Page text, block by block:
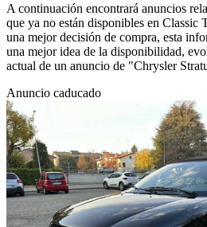
A continuación encontrará anuncios
que ya no están disponibles en Classic
una mejor decisión de compra, esta
una mejor idea de la disponibilidad,
actual de un anuncio de "Chrysler
Anuncio caducado